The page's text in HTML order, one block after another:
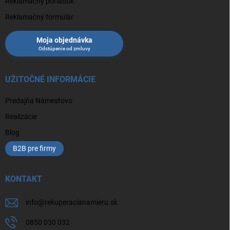
Reklamačný formulár
Moja objednávka
UŽITOČNÉ INFORMÁCIE
Predajňa Námestovo
Realizácie
Blog
B2B pre firmy
KONTAKT
info@rekuperacianamieru.sk
0850 030 032